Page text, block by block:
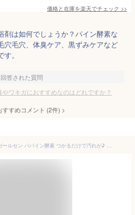
価格と在庫を楽天でチェック >>
剤は如何でしょうか？パイン酵素な
穴毛穴、体臭ケア、黒ずみケアなど
。
回答された質問
ワキガにおすすめなのはどれですか？
すすめコメント (2件) >
碧の雫 みどりのしずく ガールセン パパイン酵素 つかるだけで汚れが♪ 加齢臭 体臭 対策 48包／96包